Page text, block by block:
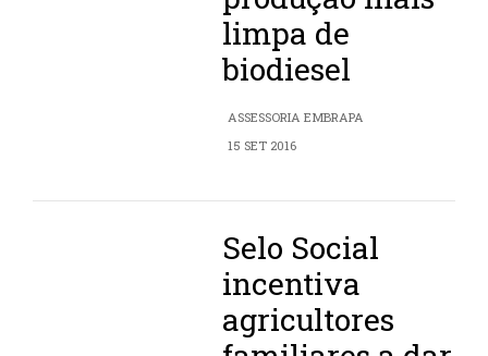
limpa de
biodiesel
ASSESSORIA EMBRAPA
15 SET 2016
Selo Social
incentiva
agricultores